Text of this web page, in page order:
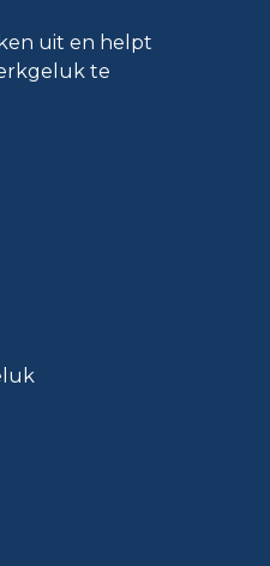
uit en helpt
te